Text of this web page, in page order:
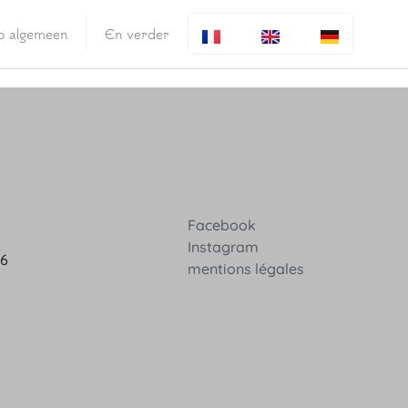
algemeen En verder
Facebook
Instagram
mentions légales